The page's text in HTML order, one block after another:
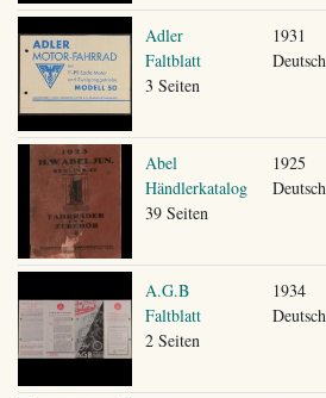
Adler
Faltblatt
3 Seiten
1931
Abel
Händlerkatalog
39 Seiten
1925
A.G.B
Faltblatt
2 Seiten
1934